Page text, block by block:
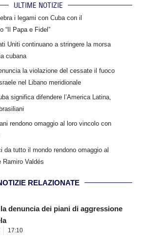
ULTIME NOTIZIE
i legami con Cuba con il
“Il Papa e Fidel”
Uniti continuano a stringere la morsa
cubana
la violazione del cessate il fuoco
nel Libano meridionale
significa difendere l’America Latina,
rendono omaggio al loro vincolo con
da tutto il mondo rendono omaggio al
Ramiro Valdés
RELAZIONATE
denuncia dei piani di aggressione
17:10